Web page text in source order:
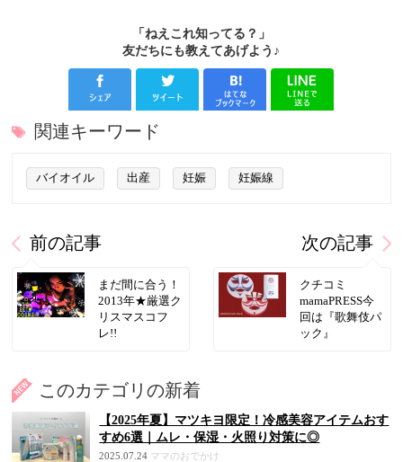
「ねえこれ知ってる？」
友だちにも教えてあげよう♪
関連キーワード
バイオイル 出産 妊娠 妊娠線
前の記事
まだ間に合う！
2013年★厳選ク
リスマスコフ
レ!!
次の記事
クチコミ
mamaPRESS今
回は『歌舞伎パ
ック』
このカテゴリの新着
【2025年夏】マツキヨ限定！冷感美容アイテムおす
すめ6選｜ムレ・保湿・火照り対策に◎
2025.07.24 ママのおでかけ